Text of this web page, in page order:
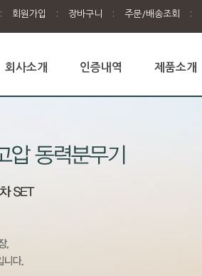
: 회원가입 : 장바구니 : 주문/배송조회 :
회사소개 인증내역 제품소개